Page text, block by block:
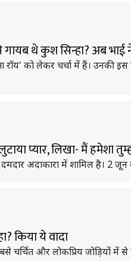
गायब थे कुश सिन्हा? अब
रॉय' को लेकर चर्चा में हैं। उनकी
प्यार, लिखा- मैं हमेशा
अदाकारा में शामिल है। 2 जून
किया ये वादा
चर्चित और लोकप्रिय जोड़ियों